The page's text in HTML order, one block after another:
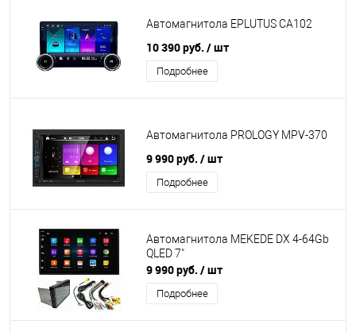
Автомагнитола EPLUTUS CA102
10 390 руб. / шт
Подробнее
Автомагнитола PROLOGY MPV-370
9 990 руб. / шт
Подробнее
Автомагнитола MEKEDE DX 4-64Gb
QLED 7"
9 990 руб. / шт
Подробнее